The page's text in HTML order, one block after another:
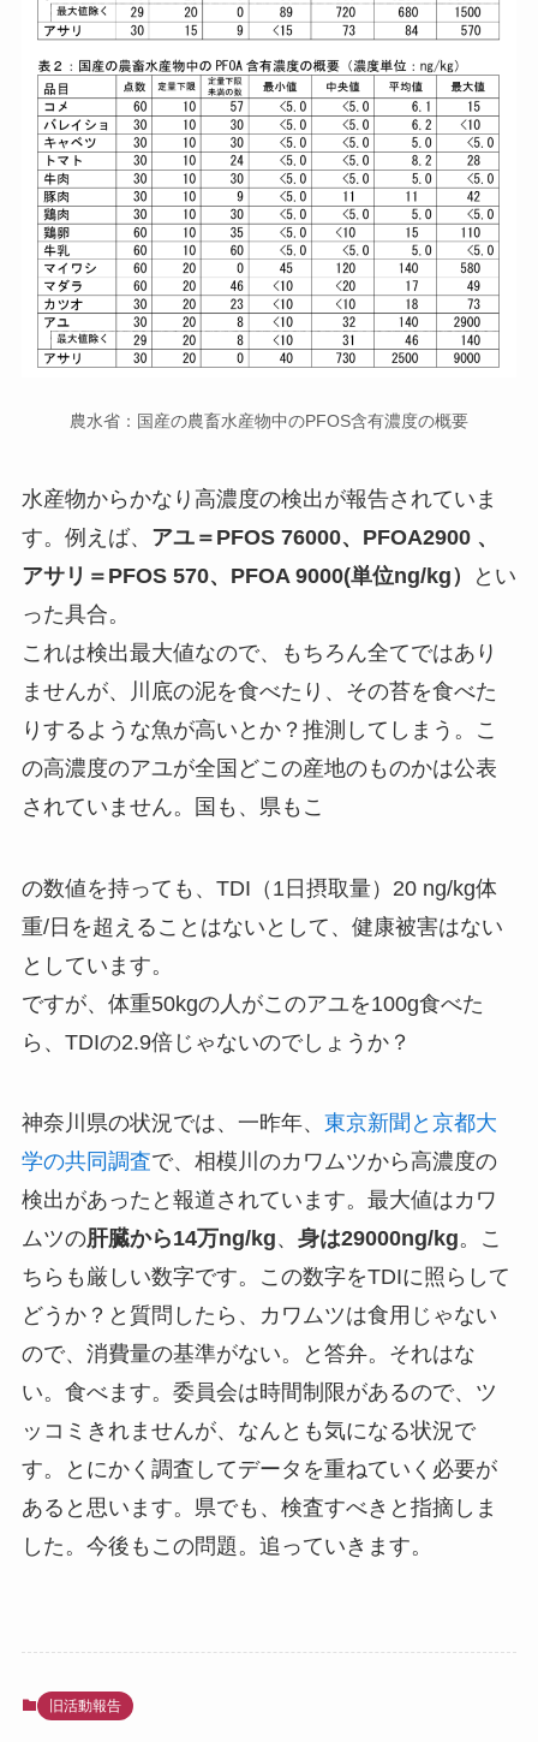
農水省：国産の農畜水産物中のPFOS含有濃度の概要
水産物からかなり高濃度の検出が報告されていま
す。例えば、 アユ＝PFOS 76000、PFOA2900 、
アサリ＝PFOS 570、PFOA 9000(単位ng/kg）
とい
った具合。
これは検出最大値なので、もちろん全てではあり
ませんが、川底の泥を食べたり、その苔を食べた
りするような魚が高いとか？推測してしまう。こ
の高濃度のアユが全国どこの産地のものかは公表
されていません。国も、県もこ
の数値を持っても、TDI（1日摂取量）20 ng/kg体
重/日を超えることはないとして、健康被害はない
としています。
ですが、体重50kgの人がこのアユを100g食べた
ら、TDIの2.9倍じゃないのでしょうか？
神奈川県の状況では、一昨年、 東京新聞と京都大
学の共同調査で、相模川のカワムツから高濃度の
検出があったと報道されています。最大値はカワ
ムツの肝臓から14万ng/kg、 身は29000ng/kg。こ
ちらも厳しい数字です。この数字をTDIに照らして
どうか？と質問したら、カワムツは食用じゃない
ので、消費量の基準がない。と答弁。それはな
い。食べます。委員会は時間制限があるので、ツ
ッコミきれませんが、なんとも気になる状況で
す。とにかく調査してデータを重ねていく必要が
あると思います。県でも、検査すべきと指摘しま
した。今後もこの問題。追っていきます。
旧活動報告